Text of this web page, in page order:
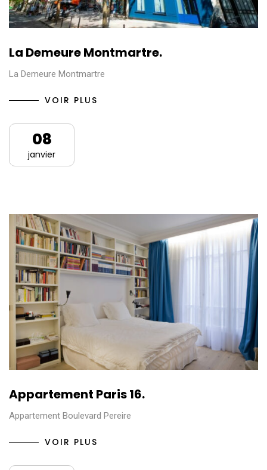
La Demeure Montmartre.
La Demeure Montmartre
VOIR PLUS
08
janvier
Appartement Paris 16.
Appartement Boulevard Pereire
VOIR PLUS